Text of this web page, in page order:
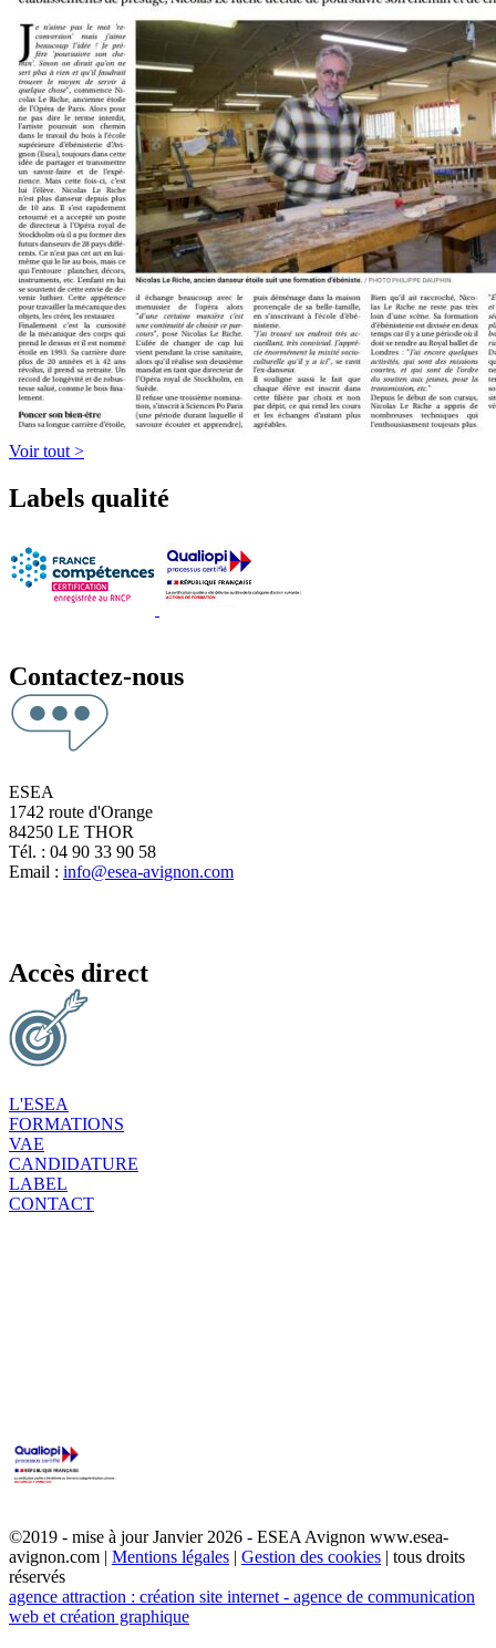
Voir tout >
Labels qualité
Contactez-nous
ESEA
1742 route d'Orange
84250 LE THOR
Tél. : 04 90 33 90 58
Email : info@esea-avignon.com
Accès direct
L'ESEA
FORMATIONS
VAE
CANDIDATURE
LABEL
CONTACT
©2019 - mise à jour Janvier 2026 - ESEA Avignon www.esea-
avignon.com | Mentions légales | Gestion des cookies | tous droits
réservés
agence attraction : création site internet - agence de communication
web et création graphique